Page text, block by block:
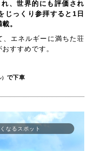
、世界的にも評価され
じっくり参拝すると1日
。
エネルギーに満ちた荘
すすめです。
で下車
なるスポット